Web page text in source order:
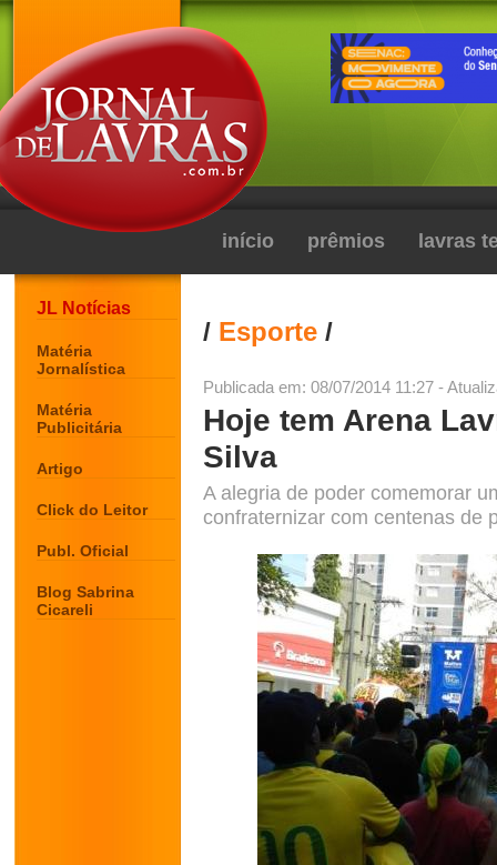
início prêmios lavras
JL Notícias
Matéria
Jornalística
Matéria
Publicitária
Artigo
Click do Leitor
Publ. Oficial
Blog Sabrina
Cicareli
/ Esporte /
Publicada em: 08/07/2014 11:27 -
Hoje tem Arena
Silva
A alegria de poder comemorar
confraternizar com centenas de